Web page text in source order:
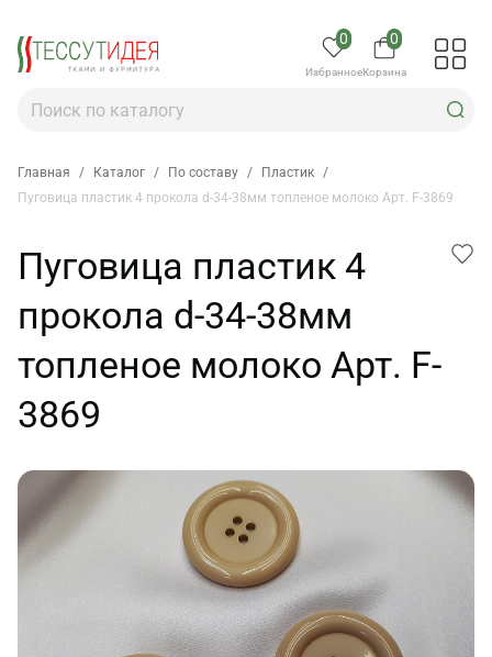
0
Избранное
0
Корзина
Главная / Каталог / По составу / Пластик /
Пуговица пластик 4 прокола d-34-38мм топленое молоко Арт. F-3869
Пуговица пластик 4
прокола d-34-38мм
топленое молоко Арт. F-
3869